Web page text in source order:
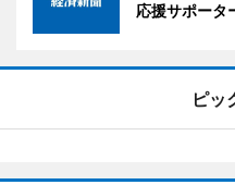
応援サポータ
ピッ